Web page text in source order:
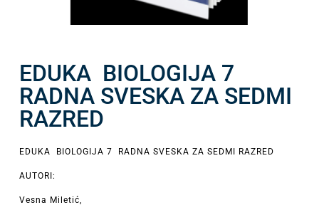
EDUKA BIOLOGIJA 7
RADNA SVESKA ZA SEDMI
RAZRED
EDUKA BIOLOGIJA 7 RADNA SVESKA ZA SEDMI RAZRED
AUTORI:
Vesna Miletić,